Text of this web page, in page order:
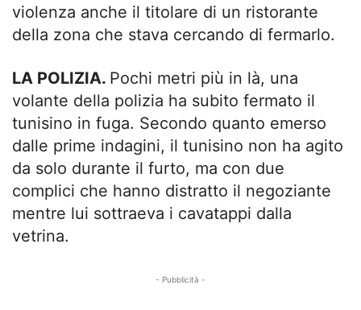
violenza anche il titolare di un ristorante
della zona che stava cercando di fermarlo.
LA POLIZIA. Pochi metri più in là, una
volante della polizia ha subito fermato il
tunisino in fuga. Secondo quanto emerso
dalle prime indagini, il tunisino non ha agito
da solo durante il furto, ma con due
complici che hanno distratto il negoziante
mentre lui sottraeva i cavatappi dalla
vetrina.
- Pubblicità -